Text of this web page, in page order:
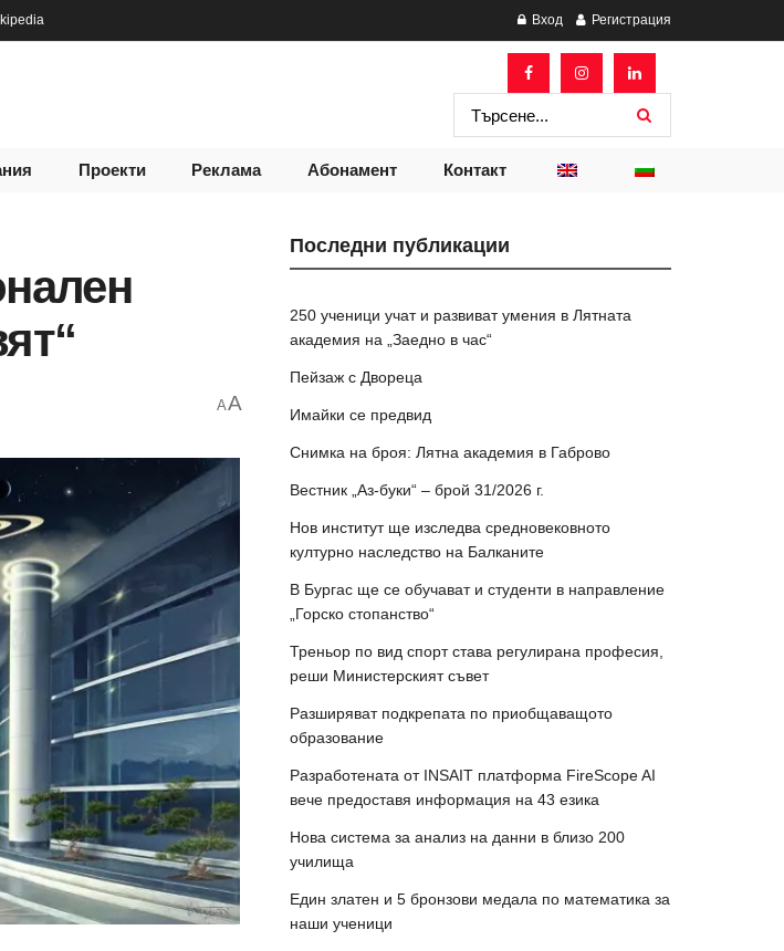
Вход Регистрация
Проекти Реклама Абонамент Контакт
AA
Последни публикации
250 ученици учат и развиват умения в Лятната
академия на „Заедно в час“
Пейзаж с Двореца
Имайки се предвид
Снимка на броя: Лятна академия в Габрово
Вестник „Аз-буки“ – брой 31/2026 г.
Нов институт ще изследва средновековното
културно наследство на Балканите
В Бургас ще се обучават и студенти в направление
„Горско стопанство“
Треньор по вид спорт става регулирана професия,
реши Министерският съвет
Разширяват подкрепата по приобщаващото
образование
Разработената от INSAIT платформа FireScope AI
вече предоставя информация на 43 езика
Нова система за анализ на данни в близо 200
училища
Един златен и 5 бронзови медала по математика за
наши ученици